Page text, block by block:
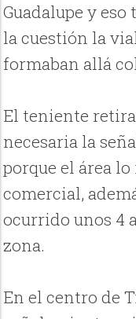
Guadalupe y
la cuestión la
formaban allá
El teniente
necesaria la
porque el área
comercial,
ocurrido unos 4
zona.
En el centro de